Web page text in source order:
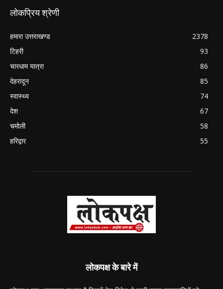
लोकप्रिय श्रेणी
हमारा उत्तराखण्ड
2378
टिहरी
93
चारधाम यात्रा
86
देहरादून
85
स्वास्थ्य
74
देश
67
चमोली
58
हरिद्वार
55
लोकपक्ष के बारे में